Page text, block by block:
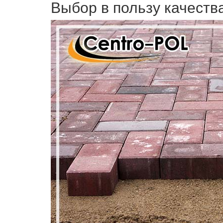
Выбор в пользу